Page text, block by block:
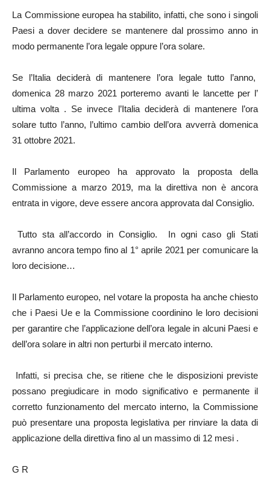
La Commissione europea ha stabilito, infatti, che sono i singoli
Paesi a dover decidere se mantenere dal prossimo anno in
modo permanente l’ora legale oppure l’ora solare.
Se l’Italia deciderà di mantenere l’ora legale tutto l’anno,
domenica 28 marzo 2021 porteremo avanti le lancette per l’
ultima volta . Se invece l’Italia deciderà di mantenere l’ora
solare tutto l’anno, l’ultimo cambio dell’ora avverrà domenica
31 ottobre 2021.
Il Parlamento europeo ha approvato la proposta della
Commissione a marzo 2019, ma la direttiva non è ancora
entrata in vigore, deve essere ancora approvata dal Consiglio.
Tutto sta all’accordo in Consiglio. In ogni caso gli Stati
avranno ancora tempo fino al 1° aprile 2021 per comunicare la
loro decisione…
Il Parlamento europeo, nel votare la proposta ha anche chiesto
che i Paesi Ue e la Commissione coordinino le loro decisioni
per garantire che l’applicazione dell’ora legale in alcuni Paesi e
dell’ora solare in altri non perturbi il mercato interno.
Infatti, si precisa che, se ritiene che le disposizioni previste
possano pregiudicare in modo significativo e permanente il
corretto funzionamento del mercato interno, la Commissione
può presentare una proposta legislativa per rinviare la data di
applicazione della direttiva fino al un massimo di 12 mesi .
G R